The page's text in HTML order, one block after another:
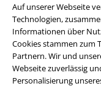
Auf unserer Webseite
Technologien,
Informationen über
Cookies stammen zum
Partnern. Wir und
Webseite zuverlässig
Personalisierung